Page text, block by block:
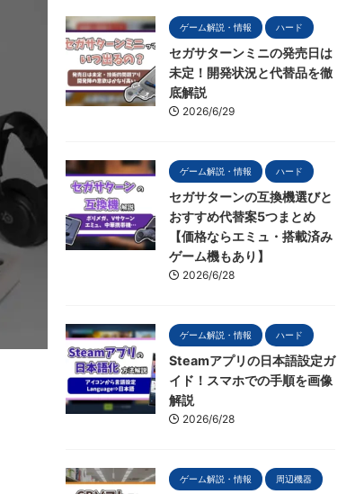
ゲーム解説・情報 ハード
セガサターンミニの発売日は
未定！開発状況と代替品を徹
底解説
2026/6/29
ゲーム解説・情報 ハード
セガサターンの互換機選びと
おすすめ代替案5つまとめ
【価格ならエミュ・搭載済み
ゲーム機もあり】
2026/6/28
ゲーム解説・情報 ハード
Steamアプリの日本語設定ガ
イド！スマホでの手順を画像
解説
2026/6/28
ゲーム解説・情報 周辺機器